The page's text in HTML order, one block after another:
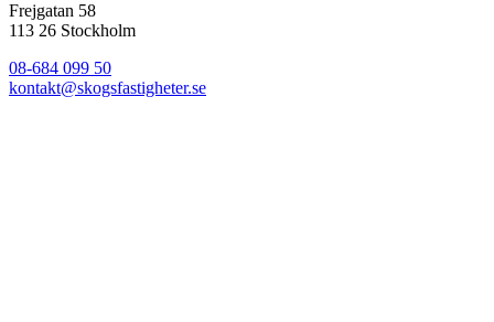
Frejgatan 58
113 26 Stockholm
08-684 099 50
kontakt@skogsfastigheter.se